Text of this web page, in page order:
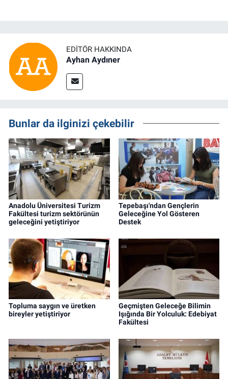
EDITÖR HAKKINDA
Ayhan Aydıner
Bunlar da ilginizi çekebilir
Anadolu Üniversitesi Turizm
Fakültesi turizm sektörünün
geleceğini yetiştiriyor
Tepebaşı'ndan Gençlerin
Geleceğine Yol Gösteren
Destek
Topluma saygın ve üretken
bireyler yetiştiriyor
Geçmişten Geleceğe Bilimin
Işığında Bir Yolculuk: Edebiyat
Fakültesi